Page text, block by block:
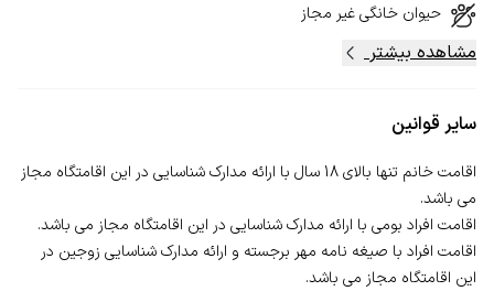
حیوان خانگیغیر مجاز
مشاهده بیشتر
سایر قوانین
اقامت خانم تنها بالای 18 سال با ارائه مدارک شناسایی در این اقامتگاه مجاز
اقامت افراد با صیغه نامه مهر برجسته و ارائه مدارک شناسایی زوجین در